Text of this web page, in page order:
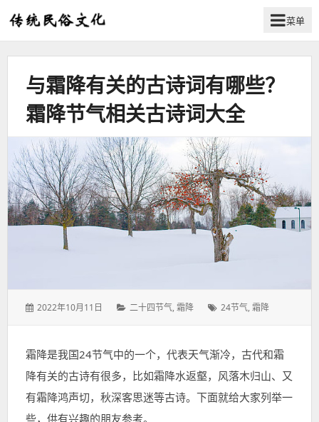
弘
扬
菜单
与霜降有关的古诗词有哪些？
霜降节气相关古诗词大全
发
2022年10月11日
分
二十四节气,霜降
标
24节气,霜降
霜降是我国24节气中的一个，代表天气渐冷，古代和霜
降有关的古诗有很多，比如霜降水返壑，风落木归山、又
有霜降鸿声切，秋深客思迷等古诗。下面就给大家列举一
些，供有兴趣的朋友参考。